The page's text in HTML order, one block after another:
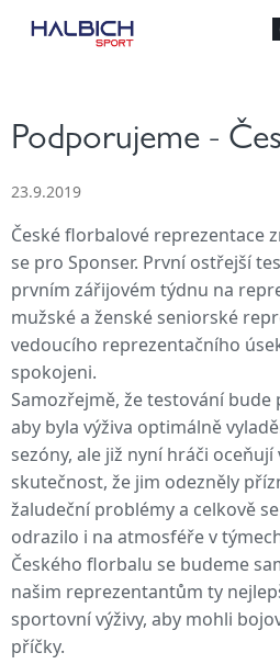
Podporujeme -
23.9.2019
České florbalové reprezentace
se pro Sponser. První ostřejší
prvním zářijovém týdnu na
mužské a ženské seniorské
vedoucího reprezentačního
spokojeni.
Samozřejmě, že testování
aby byla výživa optimálně
sezóny, ale již nyní hráči
skutečnost, že jim odezněly
žaludeční problémy a celkově
odrazilo i na atmosféře v
Českého florbalu se budeme
našim reprezentantům ty
sportovní výživy, aby mohli
příčky.